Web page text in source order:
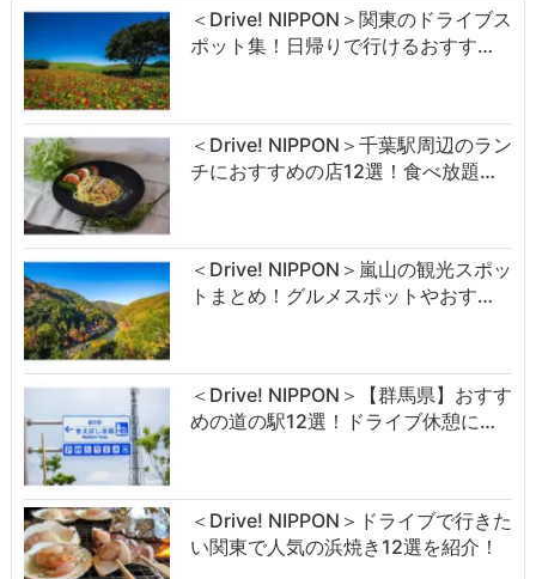
＜Drive! NIPPON＞関東のドライブス
ポット集！日帰りで行けるおすす…
＜Drive! NIPPON＞千葉駅周辺のラン
チにおすすめの店12選！食べ放題…
＜Drive! NIPPON＞嵐山の観光スポッ
トまとめ！グルメスポットやおす…
＜Drive! NIPPON＞【群馬県】おすす
めの道の駅12選！ドライブ休憩に…
＜Drive! NIPPON＞ドライブで行きた
い関東で人気の浜焼き12選を紹介！